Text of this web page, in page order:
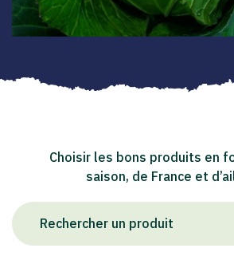
Choisir les bons produits en
saison, de France et